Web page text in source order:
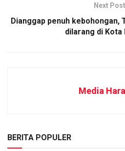
Next Post
Dianggap penuh kebohongan,
dilarang di Kota
Media
BERITA POPULER